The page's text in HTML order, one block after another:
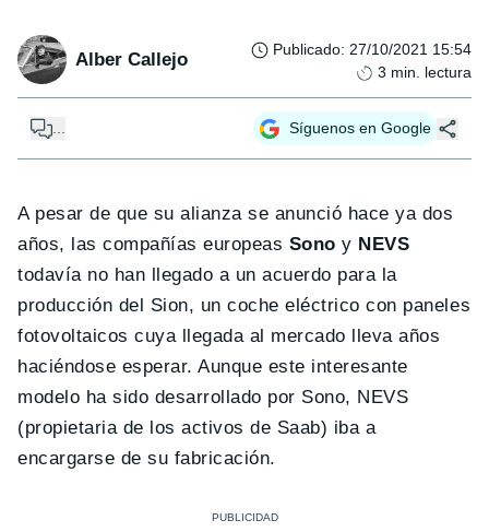
Alber Callejo Publicado: 27/10/2021 15:54
3 min. lectura
Síguenos en Google
A pesar de que su alianza se anunció hace ya dos
años, las compañías europeas Sono y NEVS
todavía no han llegado a un acuerdo para la
producción del Sion, un coche eléctrico con paneles
fotovoltaicos cuya llegada al mercado lleva años
haciéndose esperar. Aunque este interesante
modelo ha sido desarrollado por Sono, NEVS
(propietaria de los activos de Saab) iba a
encargarse de su fabricación.